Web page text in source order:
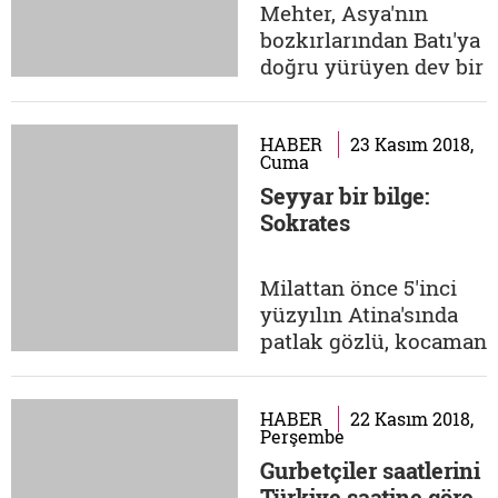
yeryüzü artık eskisi
gibi olmasın istediler
ve sürdüler...
Mehter, Asya'nın
bozkırlarından Batı'ya
doğru yürüyen dev bir
ve musiki katabilen
eski dünyanın
yiğitlerinin
coşkusudur. Bu ilk
Orta Asya'nın güçlü
devletlerinden
Hunlardan beri bilinir.
Anadolu'nun...
HABER 23 Kasım 2018,
Cuma
Seyyar bir bilge:
Sokrates
Milattan önce 5'inci
yüzyılın Atina'sında
patlak gözlü, kocaman
örtünmeyi tercih
eden, her mevsim ince
entari giyen ve
HABER 22 Kasım 2018,
Perşembe
Gurbetçiler saatlerini